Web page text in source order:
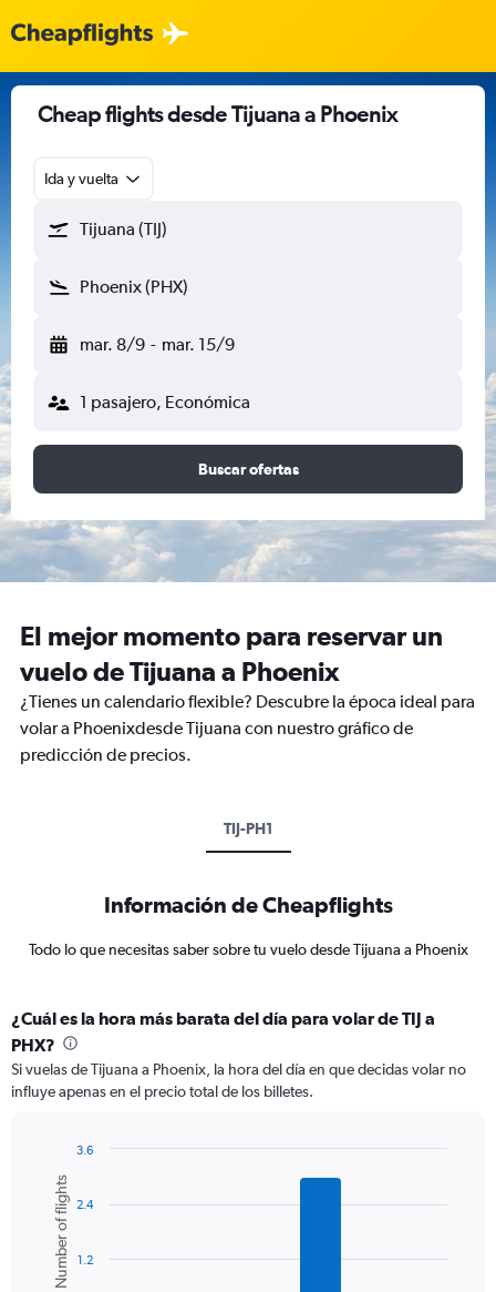
Cheap flights desde Tijuana a Phoenix
Ida y vuelta
Tijuana (TIJ)
Phoenix (PHX)
mar. 8/9 - mar. 15/9
1 pasajero, Económica
Buscar ofertas
El mejor momento para reservar un
vuelo de Tijuana a Phoenix
¿Tienes un calendario flexible? Descubre la época ideal para
volar a Phoenixdesde Tijuana con nuestro gráfico de
predicción de precios.
TIJ-PH1
Información de Cheapflights
Todo lo que necesitas saber sobre tu vuelo desde Tijuana a Phoenix
¿Cuál es la hora más barata del día para volar de TIJ a
PHX?
Si vuelas de Tijuana a Phoenix, la hora del día en que decidas volar no
influye apenas en el precio total de los billetes.
chart
with
bars.
The
Chart
graphic.
Number of flights 1.2
2.4
3.6